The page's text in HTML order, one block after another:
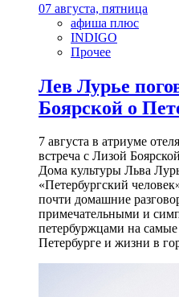
07 августа, пятница
афиша плюс
INDIGO
Прочее
Лев Лурье
Боярской о
7 августа в атриуме
встреча с Лизой
Дома культуры Льва
«Петербургский
почти домашние
примечательными и
петербуржцами на
Петербурге и жизни в